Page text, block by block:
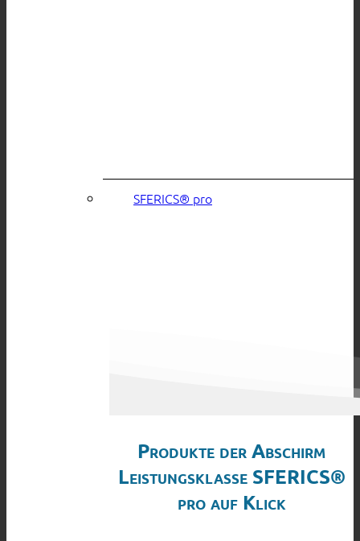
SFERICS® pro
Produkte der Abschirm
Leistungsklasse SFERICS®
pro auf Klick